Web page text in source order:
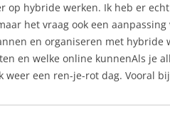
op hybride werken. Ik heb er
het vraag ook een
en organiseren met hybride
en welke online kunnenAls je
een ren-je-rot dag. Vooral